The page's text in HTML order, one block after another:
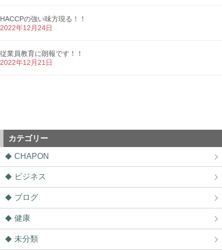
HACCPの強い味方現る！！
2022年12月24日
従業員教育に朗報です！！
2022年12月21日
カテゴリー
CHAPON
ビジネス
ブログ
健康
未分類